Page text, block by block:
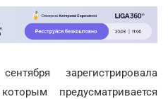
зарегистрировала
предусматривается